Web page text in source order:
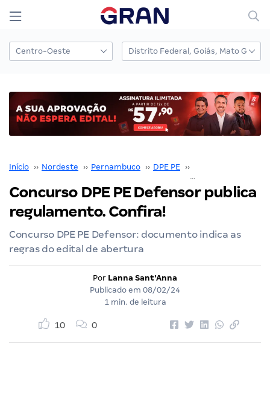
Início ›› Nordeste ›› Pernambuco ›› DPE PE ››
Concurso DPE PE Defensor publica
regulamento. Confira!
Concurso DPE PE Defensor: documento indica as
regras do edital de abertura
Por Lanna Sant'Anna
Publicado em 08/02/24
1 min. de leitura
10 0